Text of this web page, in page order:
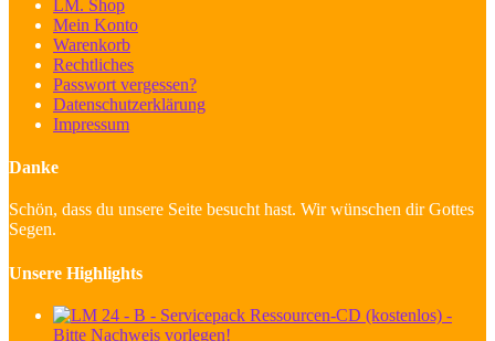
LM. Shop
Mein Konto
Warenkorb
Rechtliches
Passwort vergessen?
Datenschutzerklärung
Impressum
Danke
Schön, dass du unsere Seite besucht hast. Wir wünschen dir Gottes
Segen.
Unsere Highlights